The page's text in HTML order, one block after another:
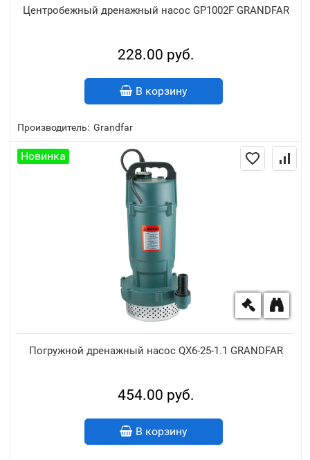
Центробежный дренажный насос GP1002F GRANDFAR
Производитель: Grandfar
228.00 руб.
В корзину
Новинка
Погружной дренажный насос QX6-25-1.1 GRANDFAR
454.00 руб.
В корзину